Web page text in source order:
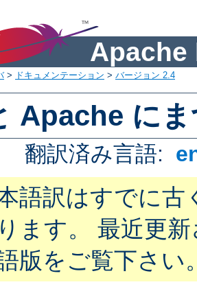
Apache
> ドキュメンテーション > バージョン 2.4
Apache に
翻訳済み言語:
語訳はすでに古
ます。 最近更
版をご覧下さい